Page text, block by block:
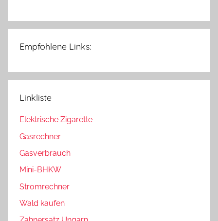
Empfohlene Links:
Linkliste
Elektrische Zigarette
Gasrechner
Gasverbrauch
Mini-BHKW
Stromrechner
Wald kaufen